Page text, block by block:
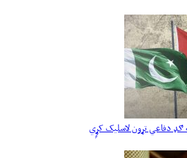
ګډ دفاعي تړون لاسلیک کړٍي